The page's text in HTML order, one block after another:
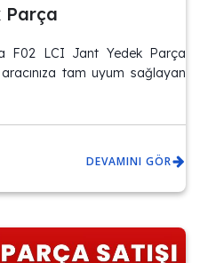
Parça
F02 LCI Jant Yedek Parça
tam uyum sağlayan
DEVAMINI GÖR